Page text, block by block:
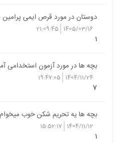
دوستان در مورد قرص ایمی پرامین
1405/03/16
21:09:45
1
بچه ها در مورد آزمون استخدامی
1404/11/24
19:47:05
7
بچه ها یه تحریم شکن خوب میخوام
1404/11/12
15:52:17
1